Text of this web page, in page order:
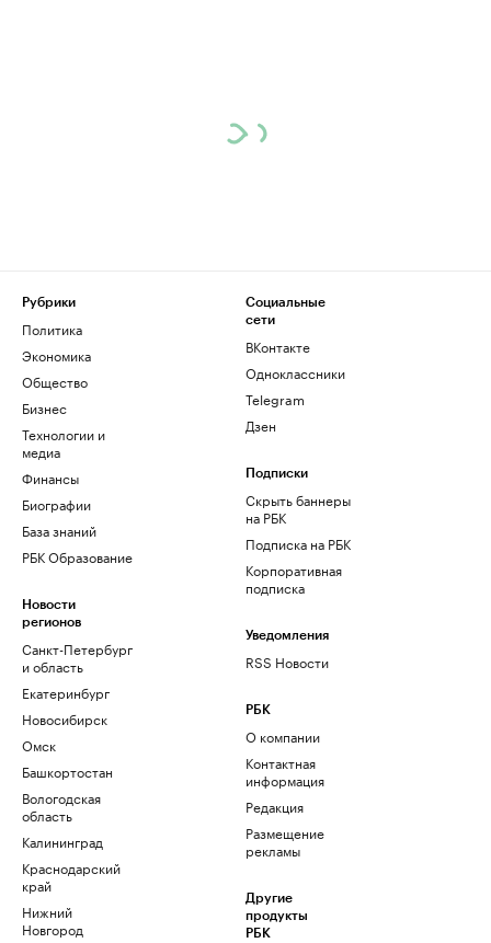
Рубрики
Политика
Экономика
Общество
Бизнес
Технологии и
медиа
Финансы
Биографии
База знаний
РБК Образование
Новости
регионов
Санкт-Петербург
и область
Екатеринбург
Новосибирск
Омск
Башкортостан
Вологодская
область
Калининград
Краснодарский
край
Нижний
Новгород
Социальные
сети
ВКонтакте
Одноклассники
Telegram
Дзен
Подписки
Скрыть баннеры
на РБК
Подписка на РБК
Корпоративная
подписка
Уведомления
RSS Новости
РБК
О компании
Контактная
информация
Редакция
Размещение
рекламы
Другие
продукты
РБК